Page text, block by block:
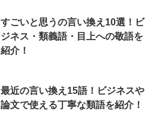
すごいと思うの言い換え10選！ビ
ジネス・類義語・目上への敬語を
紹介！
最近の言い換え15語！ビジネスや
論文で使える丁寧な類語を紹介！